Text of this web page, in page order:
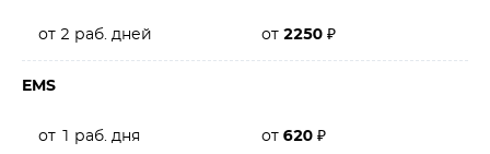
от 2 раб. дней от 2250 ₽
EMS
от 1 раб. дня от 620 ₽